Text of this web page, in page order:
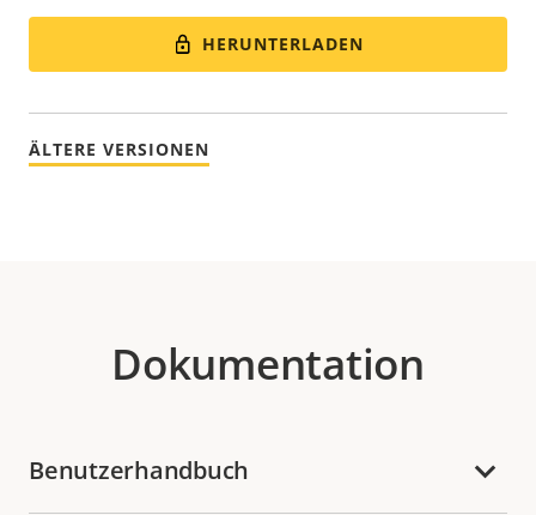
HERUNTERLADEN
ÄLTERE VERSIONEN
Dokumentation
Benutzerhandbuch